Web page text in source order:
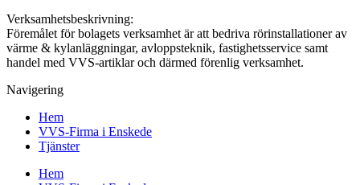
Verksamhetsbeskrivning:
Föremålet för bolagets verksamhet är att bedriva rörinstallationer av
värme & kylanläggningar, avloppsteknik, fastighetsservice samt
handel med VVS-artiklar och därmed förenlig verksamhet.
Navigering
Hem
VVS-Firma i Enskede
Tjänster
Hem